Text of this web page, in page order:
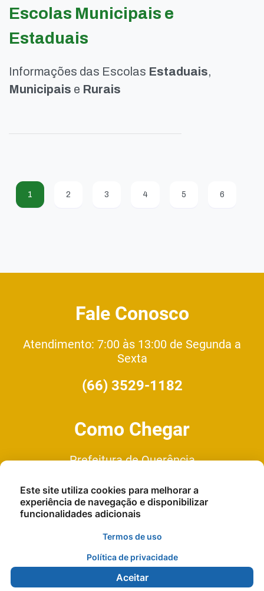
Escolas Municipais e
Estaduais
Informações das Escolas Estaduais,
Municipais e Rurais
1 2 3 4 5 6
Fale Conosco
Atendimento: 7:00 às 13:00 de Segunda a
Sexta
(66) 3529-1182
Como Chegar
Prefeitura de Querência
Av. Cuiaba - N°335 Quadra 1, Lote
9, Setor C
Este site utiliza cookies para melhorar a
experiência de navegação e disponibilizar
funcionalidades adicionais
Termos de uso
Política de privacidade
Aceitar